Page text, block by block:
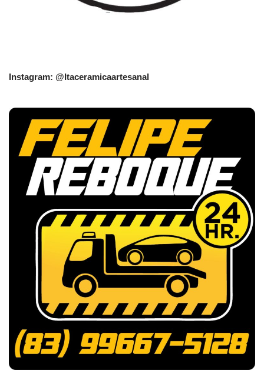
Instagram: @Itaceramicaartesanal